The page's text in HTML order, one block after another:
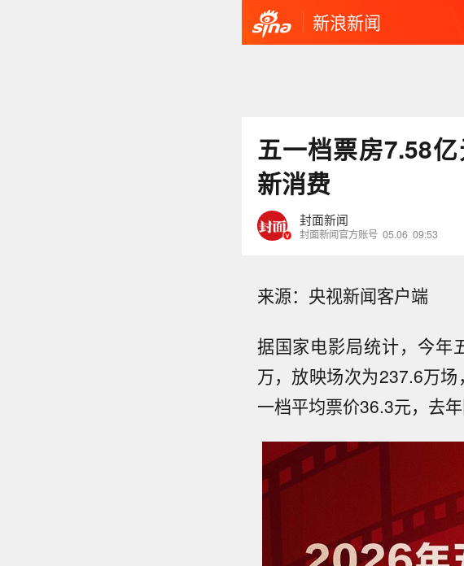
新浪新闻
五一档票房7.58
新消费
封面新闻
封面新闻官方账号 05.06 09:53
来源：央视新闻客户端
据国家电影局统计，今年
万，放映场次为237.6万
一档平均票价36.3元，去